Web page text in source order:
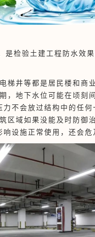
是检验土建工程防水效果
梯井等都是居民楼和商
，地下水位可能在顷刻
力不会放过结构中的任何
区域如果没能及时防御
响设施正常使用，还会危